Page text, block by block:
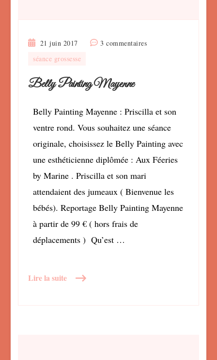
21 juin 2017 3 commentairessur
séance grossesse
Belly Painting Mayenne
Belly Painting Mayenne : Priscilla et son
ventre rond. Vous souhaitez une séance
originale, choisissez le Belly Painting avec
une esthéticienne diplômée : Aux Féeries
by Marine . Priscilla et son mari
attendaient des jumeaux ( Bienvenue les
bébés). Reportage Belly Painting Mayenne
à partir de 99 € ( hors frais de
déplacements ) Qu’est …
Lire la suite